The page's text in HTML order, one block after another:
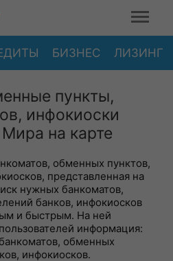
БИЗНЕС ЛИЗИНГ
пункты,
инфокиоски
на карте
обменных пунктов,
представленная на
нужных банкоматов,
банков, инфокиосков
и быстрым. На ней
информация:
обменных
инфокиосков.